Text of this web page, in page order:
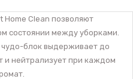
Home Clean позволяют
состоянии между уборками.
блок выдерживает до
и нейтрализует при каждом